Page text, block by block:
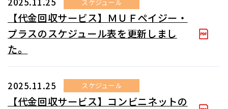
スケジュール
【代金回収サービス】ＭＵＦペイジー・
プラスのスケジュール表を更新しまし
た。
2025.11.25 スケジュール
【代金回収サービス】コンビニネットの